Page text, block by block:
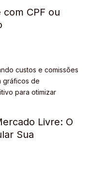
CPF ou
Livre: O
Sua